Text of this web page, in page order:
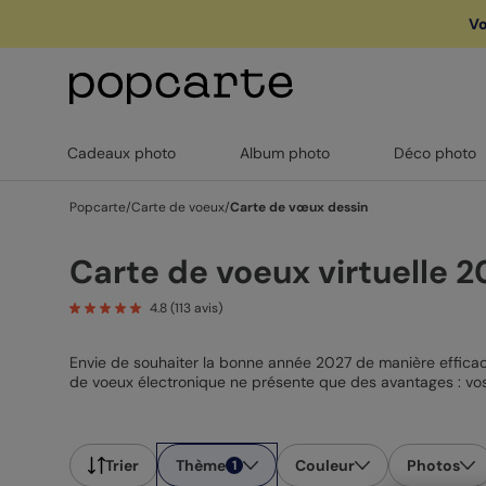
Cadeaux photo Album photo Déco photo
Popcarte/Carte de voeux/Carte de vœux dessin
Carte de voeux virtuelle
4.8(113avis)
Envie de souhaiter la bonne année 2027 de manière
de voeux électronique ne présente que des avantages :
en version carte de voeux virtuelle, et cela, dans tous les
concoctée spécialement pour vous ! Vous pourrez ainsi
votre entourage ! Personnalisables du texte jusqu’au
Trier Thème 1 Couleur Photos